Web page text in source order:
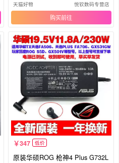
装笔记本ROG电源适配器线
天猫好物 悦钦数码专营店
购买
347 低价
原装华硕ROG 枪神4 Plus G732L